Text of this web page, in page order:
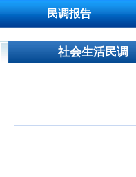
民调报告
社会生活民调